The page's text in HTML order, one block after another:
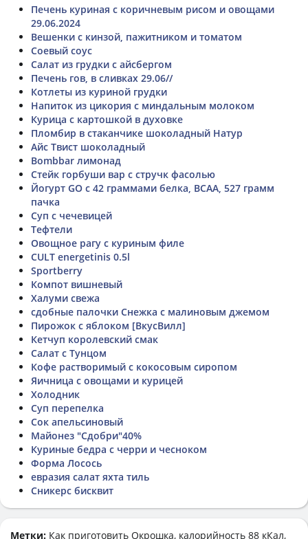
Печень куриная с коричневым рисом и овощами
29.06.2024
Вешенки с кинзой, пажитником и томатом
Соевый соус
Салат из грудки с айсбергом
Печень гов, в сливках 29.06//
Котлеты из куриной грудки
Напиток из цикория с миндальным молоком
Курица с картошкой в духовке
Пломбир в стаканчике шоколадный Натур
Айс Твист шоколадный
Bombbar лимонад
Стейк горбуши вар с стручк фасолью
Йогурт GO с 42 граммами белка, BCAA, 527 грамм
пачка
Суп с чечевицей
Тефтели
Овощное рагу с куриным филе
CULT energetinis 0.5l
Sportberry
Компот вишневый
Халуми свежа
сдобные палочки Снежка с малиновым джемом
Пирожок с яблоком [ВкусВилл]
Кетчуп королевский смак
Салат с Тунцом
Кофе растворимый с кокосовым сиропом
Яичница с овощами и курицей
Холодник
Суп перепелка
Сок апельсиновый
Майонез "Сдобри"40%
Куриные бедра с черри и чесноком
Форма Лосось
евразия салат яхта тиль
Сникерс бисквит
Метки: Как приготовить Окрошка, калорийность 88 кКал,